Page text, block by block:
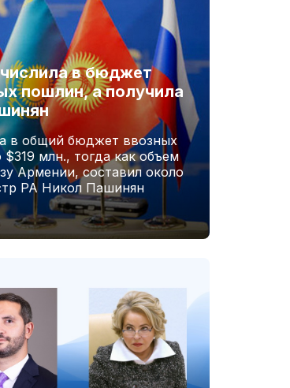
в бюджет
пошлин, а получила
в общий бюджет ввозных
млн., тогда как объем
Армении, составил около
РА Никол Пашинян